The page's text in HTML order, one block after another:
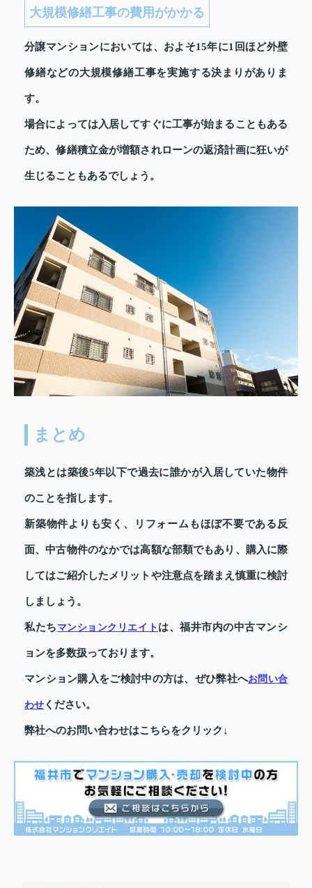
大規模修繕工事の費用がかかる
分譲マンションにおいては、およそ15年に1回ほど外壁
修繕などの大規模修繕工事を実施する決まりがありま
す。
場合によっては入居してすぐに工事が始まることもある
ため、修繕積立金が増額されローンの返済計画に狂いが
生じることもあるでしょう。
まとめ
築浅とは築後5年以下で過去に誰かが入居していた物件
のことを指します。
新築物件よりも安く、リフォームもほぼ不要である反
面、中古物件のなかでは高額な部類でもあり、購入に際
してはご紹介したメリットや注意点を踏まえ慎重に検討
しましょう。
私たち マンションクリエイト は、福井市内の中古マンシ
ョンを多数扱っております。
マンション購入をご検討中の方は、ぜひ弊社へお問い合
わせ ください。
弊社へのお問い合わせはこちらをクリック↓